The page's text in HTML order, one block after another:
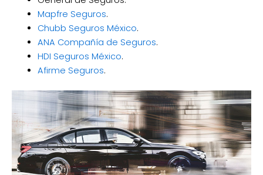
Mapfre Seguros.
Chubb Seguros México.
ANA Compañía de Seguros.
HDI Seguros México.
Afirme Seguros.